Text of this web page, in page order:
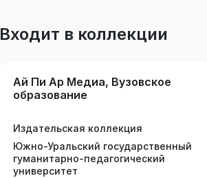
Входит в коллекции
Ай Пи Ар Медиа, Вузовское
образование
Издательская коллекция
Южно-Уральский государственный
гуманитарно-педагогический
университет